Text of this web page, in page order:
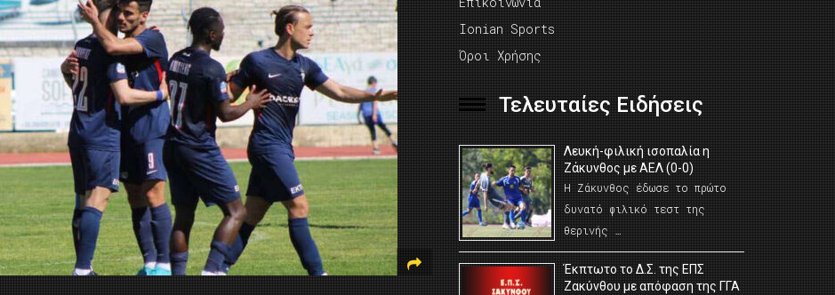
Ionian Sports
Όροι Χρήσης
Τελευταίες Ειδήσεις
Λευκή-φιλική ισοπαλία η
Ζάκυνθος με ΑΕΛ (0-0)
Η Ζάκυνθος έδωσε το πρώτο
δυνατό φιλικό τεστ της
θερινής …
Έκπτωτο το Δ.Σ. της ΕΠΣ
Ζακύνθου με απόφαση της ΓΓΑ